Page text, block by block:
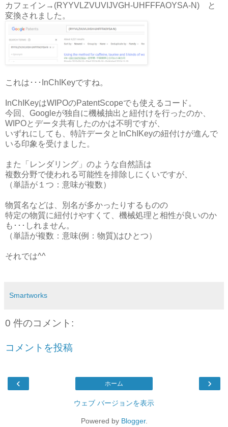
カフェイン→(RYYVLZVUVIJVGH-UHFFFAOYSA-N) と
変換されました。
これは･･･InChIKeyですね。
InChIKeyはWIPOのPatentScopeでも使えるコード。
今回、Googleが独自に機械抽出と紐付けを行ったのか、
WIPOとデータ共有したのかは不明ですが、
いずれにしても、特許データとInChIKeyの紐付けが進んで
いる印象を受けました。
また「レンダリング」のような自然語は
複数分野で使われる可能性を排除しにくいですが、
（単語が１つ：意味が複数）
物質名などは、別名が多かったりするものの
特定の物質に紐付けやすくて、機械処理と相性が良いのか
も･･･しれません。
（単語が複数：意味(例：物質)はひとつ）
それでは^^
Smartworks
0 件のコメント:
コメントを投稿
‹ ›
ホーム
ウェブ バージョンを表示
Powered by Blogger.